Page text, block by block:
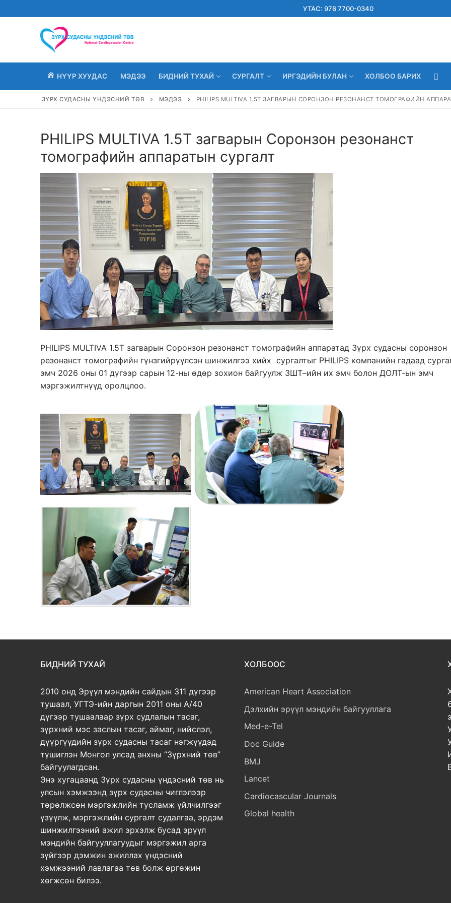
to
УТАС: 976 7700-0340
НҮҮР ХУУДАС МЭДЭЭ БИДНИЙ ТУХАЙ СУРГАЛТ ИРГЭДИЙН БУЛАН ХОЛБОО БАРИХ
ЗҮРХ СУДАСНЫ ҮНДЭСНИЙ ТӨВ МЭДЭЭ PHILIPS MULTIVA 1.5Т ЗАГВАРЫН СОРОНЗОН РЕЗОНАНСТ ТОМОГРАФИЙН
PHILIPS MULTIVA 1.5Т загварын Соронзон резонанст
томографийн аппаратын сургалт
PHILIPS MULTIVA 1.5Т загварын Соронзон резонанст томографийн аппаратад Зүрх судасны соронзон
резонанст томографийн гүнзгийрүүлсэн шинжилгээ хийх сургалтыг PHILIPS компанийн гадаад
эмч 2026 оны 01 дүгээр сарын 12-ны өдөр зохион байгуулж ЗШТ–ийн их эмч болон ДОЛТ-ын эмч
мэргэжилтнүүд оролцлоо.
БИДНИЙ ТУХАЙ
2010 онд Эрүүл мэндийн сайдын 311 дүгээр
тушаал, УГТЭ-ийн даргын 2011 оны А/40
дүгээр тушаалаар зүрх судлалын тасаг,
зүрхний мэс заслын тасаг, аймаг, нийслэл,
дүүргүүдийн зүрх судасны тасаг нэгжүүдэд
түшиглэн Монгол улсад анхны “Зүрхний төв”
байгуулагдсан.
Энэ хугацаанд Зүрх судасны үндэсний төв нь
улсын хэмжээнд зүрх судасны чиглэлээр
төрөлжсөн мэргэжлийн тусламж үйлчилгээг
үзүүлж, мэргэжлийн сургалт судалгаа, эрдэм
шинжилгээний ажил эрхэлж бусад эрүүл
мэндийн байгууллагуудыг мэргэжил арга
зүйгээр дэмжин ажиллах үндэсний
хэмжээний лавлагаа төв болж өргөжин
хөгжсөн билээ.
ХОЛБООС
American Heart Association
Дэлхийн эрүүл мэндийн байгууллага
Med-e-Tel
Doc Guide
BMJ
Lancet
Cardiocascular Journals
Global health